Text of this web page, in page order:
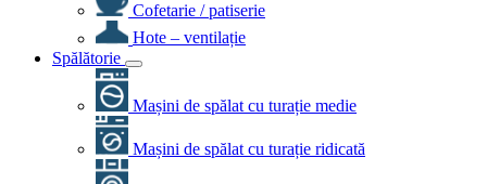
Cofetarie / patiserie
Hote – ventilație
Spălătorie
Mașini de spălat cu turație medie
Mașini de spălat cu turație ridicată